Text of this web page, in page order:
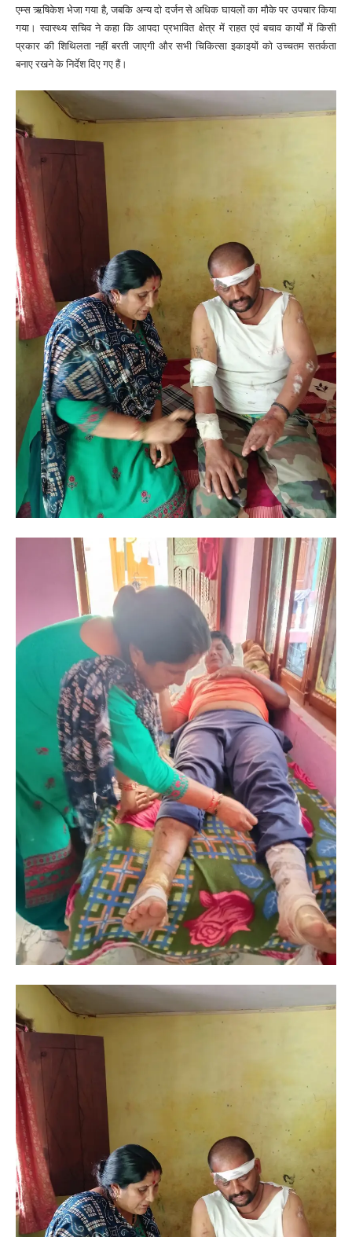
एम्स ऋषिकेश भेजा गया है, जबकि अन्य दो दर्जन से अधिक घायलों का मौके पर उपचार किया
गया। स्वास्थ्य सचिव ने कहा कि आपदा प्रभावित क्षेत्र में राहत एवं बचाव कार्यों में किसी
प्रकार की शिथिलता नहीं बरती जाएगी और सभी चिकित्सा इकाइयों को उच्चतम सतर्कता
बनाए रखने के निर्देश दिए गए हैं।